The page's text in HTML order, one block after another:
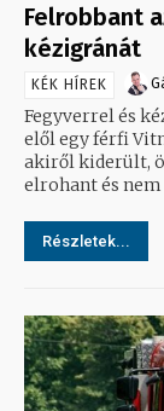
Felrobbant
kézigránát
KÉK HÍREK
Fegyverrel és
elől egy férfi
akiről kiderült,
elrohant és nem
Részletek...